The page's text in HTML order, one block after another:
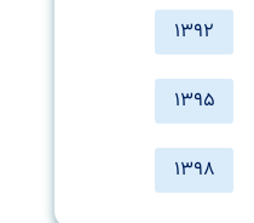
1392
1395
1398